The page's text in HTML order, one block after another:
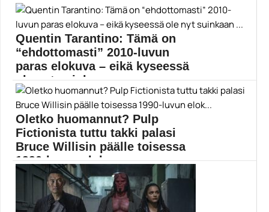
Quentin Tarantino: Tämä on
“ehdottomasti” 2010-luvun
paras elokuva – eikä kyseessä
ole nyt suinkaan ...
Quentin Tarantinon mielestä 2010-luvun parhaan
elokuvan on ohjannut...
Aaron Sorkin
Oletko huomannut? Pulp
Fictionista tuttu takki palasi
Bruce Willisin päälle toisessa
1990-luvun elok...
TV5 esittää tiistain ja keskiviikon välisenä yönä Bruce...
Elokuvauutiset